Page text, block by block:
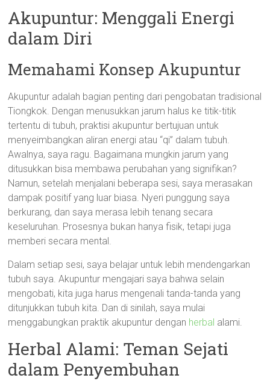
Akupuntur: Menggali Energi
dalam Diri
Memahami Konsep Akupuntur
Akupuntur adalah bagian penting dari pengobatan tradisional
Tiongkok. Dengan menusukkan jarum halus ke titik-titik
tertentu di tubuh, praktisi akupuntur bertujuan untuk
menyeimbangkan aliran energi atau “qi” dalam tubuh.
Awalnya, saya ragu. Bagaimana mungkin jarum yang
ditusukkan bisa membawa perubahan yang signifikan?
Namun, setelah menjalani beberapa sesi, saya merasakan
dampak positif yang luar biasa. Nyeri punggung saya
berkurang, dan saya merasa lebih tenang secara
keseluruhan. Prosesnya bukan hanya fisik, tetapi juga
memberi secara mental.
Dalam setiap sesi, saya belajar untuk lebih mendengarkan
tubuh saya. Akupuntur mengajari saya bahwa selain
mengobati, kita juga harus mengenali tanda-tanda yang
ditunjukkan tubuh kita. Dan di sinilah, saya mulai
menggabungkan praktik akupuntur dengan herbal alami.
Herbal Alami: Teman Sejati
dalam Penyembuhan